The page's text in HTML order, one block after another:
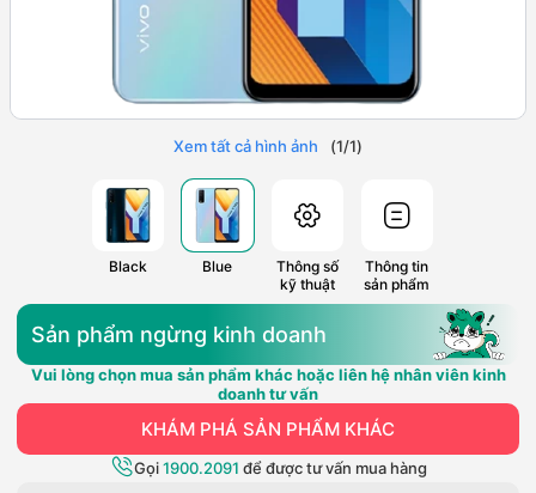
Xem tất cả hình ảnh (1/1)
Black Blue
Thông số
kỹ thuật
Thông tin
sản phẩm
Sản phẩm ngừng kinh doanh
Vui lòng chọn mua sản phẩm khác hoặc liên hệ nhân viên kinh
doanh tư vấn
KHÁM PHÁ SẢN PHẨM KHÁC
Gọi1900.2091 để được tư vấn mua hàng